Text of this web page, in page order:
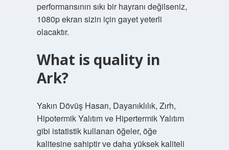
performansının sıkı bir hayranı değilseniz,
1080p ekran sizin için gayet yeterli
olacaktır.
What is quality in
Ark?
Yakın Dövüş Hasarı, Dayanıklılık, Zırh,
Hipotermik Yalıtım ve Hipertermik Yalıtım
gibi istatistik kullanan öğeler, öğe
kalitesine sahiptir ve daha yüksek kaliteli